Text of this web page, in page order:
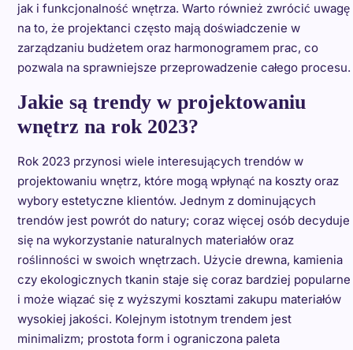
jak i funkcjonalność wnętrza. Warto również zwrócić uwagę
na to, że projektanci często mają doświadczenie w
zarządzaniu budżetem oraz harmonogramem prac, co
pozwala na sprawniejsze przeprowadzenie całego procesu.
Jakie są trendy w projektowaniu
wnętrz na rok 2023?
Rok 2023 przynosi wiele interesujących trendów w
projektowaniu wnętrz, które mogą wpłynąć na koszty oraz
wybory estetyczne klientów. Jednym z dominujących
trendów jest powrót do natury; coraz więcej osób decyduje
się na wykorzystanie naturalnych materiałów oraz
roślinności w swoich wnętrzach. Użycie drewna, kamienia
czy ekologicznych tkanin staje się coraz bardziej popularne
i może wiązać się z wyższymi kosztami zakupu materiałów
wysokiej jakości. Kolejnym istotnym trendem jest
minimalizm; prostota form i ograniczona paleta